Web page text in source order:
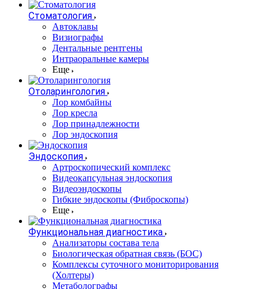
Стоматология
Автоклавы
Визиографы
Дентальные рентгены
Интраоральные камеры
Еще
Отоларингология
Лор комбайны
Лор кресла
Лор принадлежности
Лор эндоскопия
Эндоскопия
Артроскопический комплекс
Видеокапсульная эндоскопия
Видеоэндоскопы
Гибкие эндоскопы (Фиброcкопы)
Еще
Функциональная диагностика
Анализаторы состава тела
Биологическая обратная связь (БОС)
Комплексы суточного мониторирования
(Холтеры)
Метаболографы